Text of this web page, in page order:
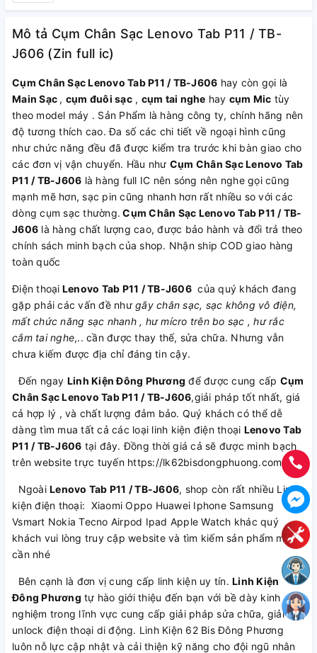
Mô tả Cụm Chân Sạc Lenovo Tab P11 / TB-
J606 (Zin full ic)
Cụm Chân Sạc Lenovo Tab P11 / TB-J606 hay còn gọi là
Main Sạc , cụm đuôi sạc, cụm tai nghe hay cụm Mic tùy
theo model máy . Sản Phẩm là hàng công ty, chính hãng nên
độ tương thích cao. Đa số các chi tiết về ngoại hình cũng
như chức năng đều đã được kiểm tra trước khi bàn giao cho
các đơn vị vận chuyển. Hầu như Cụm Chân Sạc Lenovo Tab
P11 / TB-J606 là hàng full IC nên sóng nên nghe gọi cũng
mạnh mẽ hơn, sạc pin cũng nhanh hơn rất nhiều so với các
dòng cụm sạc thường. Cụm Chân Sạc Lenovo Tab P11 / TB-
J606 là hàng chất lượng cao, được bảo hành và đổi trả theo
chính sách minh bạch của shop. Nhận ship COD giao hàng
toàn quốc
Điện thoại Lenovo Tab P11 / TB-J606của quý khách đang
gặp phải các vấn đề như gãy chân sạc, sạc không vô điện,
mất chức năng sạc nhanh , hư mícro trên bo sạc , hư rắc
cắm tai nghe,.. cần được thay thế, sửa chữa. Nhưng vẫn
chưa kiếm được địa chỉ đáng tin cậy.
Đến ngay Linh Kiện Đông Phương để được cung cấp Cụm
Chân Sạc Lenovo Tab P11 / TB-J606,giải pháp tốt nhất, giá
cả hợp lý , và chất lượng đảm bảo. Quý khách có thể dễ
dàng tìm mua tất cả các loại linh kiện điện thoại Lenovo Tab
P11 / TB-J606 tại đây. Đồng thời giá cả sẽ được minh bạch
trên website trực tuyến https://lk62bisdongphuong.com
Ngoài Lenovo Tab P11 / TB-J606, shop còn rất nhiều Linh
kiện điện thoại: Xiaomi Oppo Huawei Iphone Samsung
Vsmart Nokia Tecno Airpod Ipad Apple Watch khác quý
khách vui lòng truy cập website và tìm kiếm sản phẩm mình
cần nhé
Bên cạnh là đơn vị cung cấp linh kiện uy tín. Linh Kiện
Đông Phương tự hào giới thiệu đến bạn với bề dày kinh
nghiệm trong lĩnh vực cung cấp giải pháp sửa chữa, giải mã,
unlock điện thoại di động. Linh Kiện 62 Bis Đông Phương
luôn nỗ lực cập nhật và cải thiện kỹ năng cho đội ngũ nhân